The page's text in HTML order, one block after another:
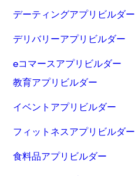
デーティングアプリビルダー
デリバリーアプリビルダー
eコマースアプリビルダー
教育アプリビルダー
イベントアプリビルダー
フィットネスアプリビルダー
食料品アプリビルダー